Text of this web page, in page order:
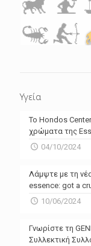
Υγεία
Το Hondos
χρώματα της
04/10/2024
Λάμψτε με τη
essence: got a
10/06/2024
Γνωρίστε τη
Συλλεκτική